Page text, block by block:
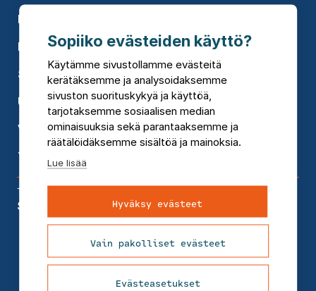
Koulutukset
Rakennusten suunnittelu
Sosiaali- ja terveyspalvelut
Uusiutuva energia
Vesi
Ympäristökonsultointi
Toimipisteet
Suomi
Helsinki
Jyväskylä
Sopiiko evästeiden käyttö?
Käytämme sivustollamme evästeitä
kerätäksemme ja analysoidaksemme
sivuston suorituskykyä ja käyttöä,
tarjotaksemme sosiaalisen median
ominaisuuksia sekä parantaaksemme ja
räätälöidäksemme sisältöä ja mainoksia.
Lue lisää
Hyväksy evästeet
Vain pakolliset evästeet
Evästeasetukset